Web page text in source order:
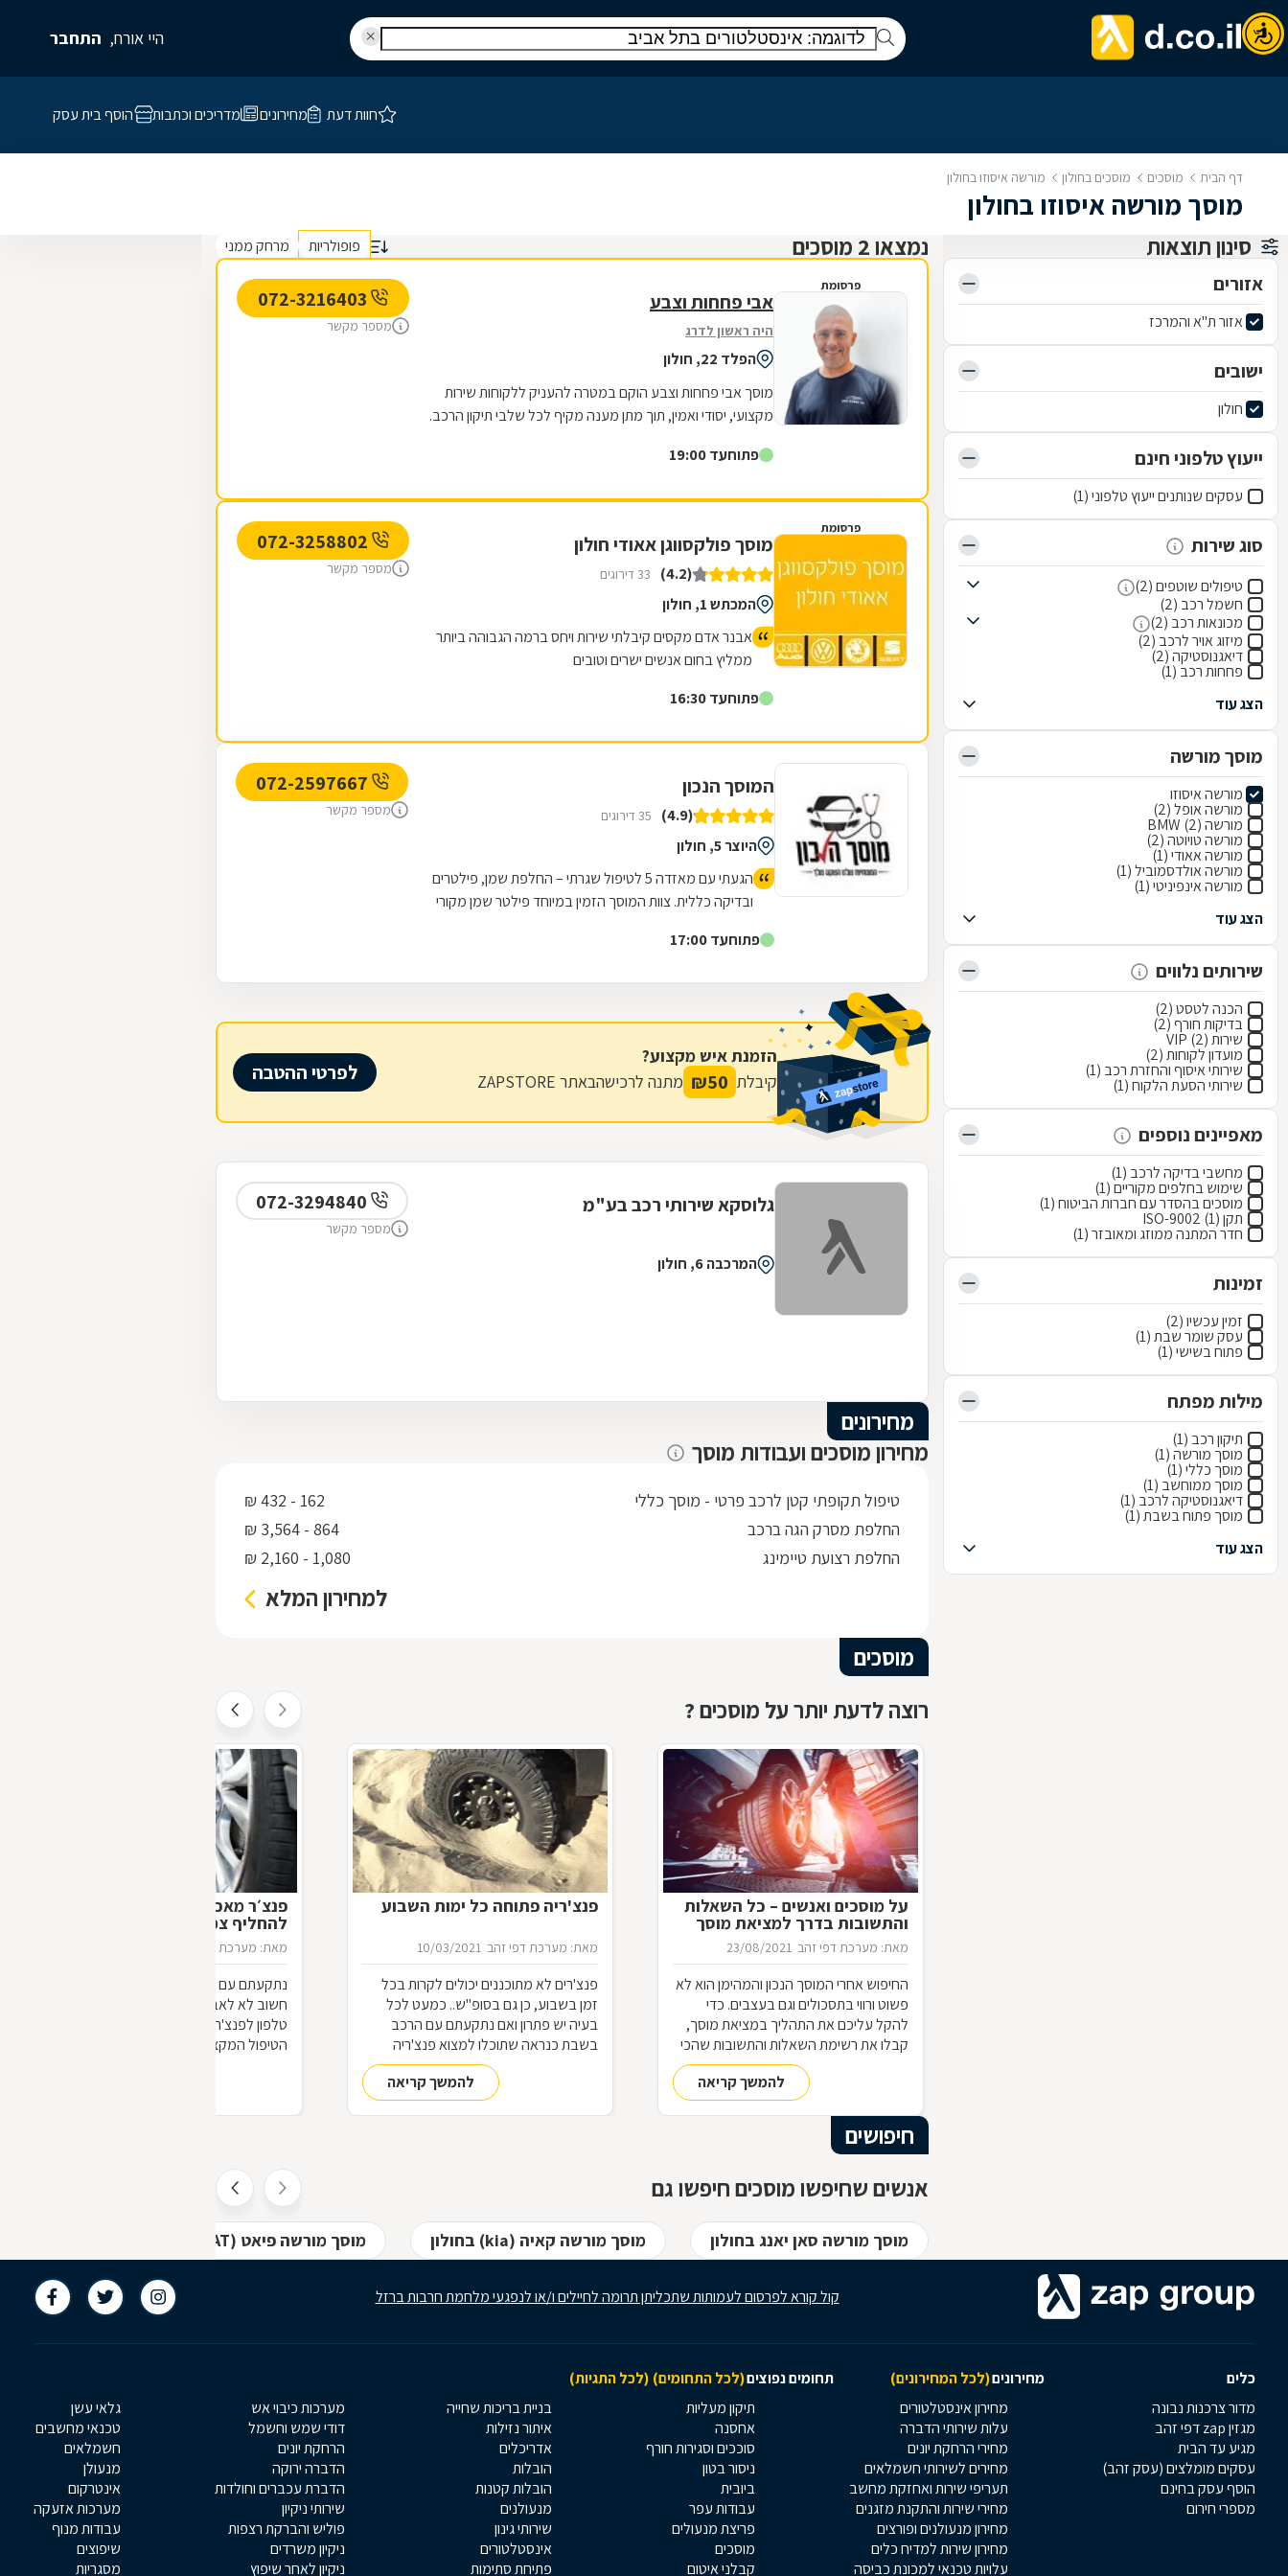
היי אורח, התחבר
חוות דעת מחירונים מדריכים וכתבות הוסף בית עסק
דף הבית מוסכים מוסכים בחולון מורשה איסוזו בחולון
מוסך מורשה איסוזו בחולון
סינון תוצאות
אזורים
אזור ת"א והמרכז
ישובים
חולון
ייעוץ טלפוני חינם
עסקים שנותנים ייעוץ טלפוני (1)
סוג שירות
טיפולים שוטפים (2)
חשמל רכב (2)
מכונאות רכב (2)
מיזוג אויר לרכב (2)
דיאגנוסטיקה (2)
פחחות רכב (1)
הצג עוד
מוסך מורשה
מורשה איסוזו
מורשה אופל (2)
מורשה BMW (2)
מורשה טויוטה (2)
מורשה אאודי (1)
מורשה אולדסמוביל (1)
מורשה אינפיניטי (1)
הצג עוד
שירותים נלווים
הכנה לטסט (2)
בדיקות חורף (2)
שירות VIP (2)
מועדון לקוחות (2)
שירותי איסוף והחזרת רכב (1)
שירותי הסעת הלקוח (1)
מאפיינים נוספים
מחשבי בדיקה לרכב (1)
שימוש בחלפים מקוריים (1)
מוסכים בהסדר עם חברות הביטוח (1)
תקן ISO-9002 (1)
חדר המתנה ממוזג ומאובזר (1)
זמינות
זמין עכשיו (2)
עסק שומר שבת (1)
פתוח בשישי (1)
מילות מפתח
תיקון רכב (1)
מוסך מורשה (1)
מוסך כללי (1)
מוסך ממוחשב (1)
דיאגנוסטיקה לרכב (1)
מוסך פתוח בשבת (1)
הצג עוד
נמצאו 2 מוסכים פופולריות מרחק ממני
פרסומת
אבי פחחות וצבע
היה ראשון לדרג
הפלד 22, חולון
מוסך אבי פחחות וצבע הוקם במטרה להעניק ללקוחות שירות
מקצועי, יסודי ואמין, תוך מתן מענה מקיף לכל שלבי תיקון הרכב.
פתוחעד 19:00
מספר מקשר
פרסומת
מוסך פולקסווגן אאודי חולון
(4.2) 33 דירוגים
המכתש 1, חולון
אבנר אדם מקסים קיבלתי שירות ויחס ברמה הגבוהה ביותר
ממליץ בחום אנשים ישרים וטובים
פתוחעד 16:30
מספר מקשר
המוסך הנכון
(4.9) 35 דירוגים
היוצר 5, חולון
הגעתי עם מאזדה 5 לטיפול שגרתי – החלפת שמן, פילטרים
ובדיקה כללית. צוות המוסך הזמין במיוחד פילטר שמן מקורי
לחום והעומס של הקיץ בישראל. הכל בוצע בצורה מאוד
פתוחעד 17:00
מספר מקשר
הזמנת איש מקצוע?
קיבלת 50
₪ מתנה לרכישהבאתר ZAPSTORE לפרטי ההטבה
גלוסקא שירותי רכב בע"מ
המרכבה 6, חולון
מספר מקשר
מחירונים
מחירון מוסכים ועבודות מוסך
טיפול תקופתי קטן לרכב פרטי - מוסך כללי
162 - 432 ₪
החלפת מסרק הגה ברכב
864 - 3,564 ₪
החלפת רצועת טיימינג
1,080 - 2,160 ₪
למחירון המלא
מוסכים
רוצה לדעת יותר על מוסכים ?
על מוסכים ואנשים – כל השאלות
והתשובות בדרך למציאת מוסך
מאת: מערכת דפי זהב 23/08/2021
החיפוש אחרי המוסך הנכון והמהימן הוא לא
פשוט ורווי בתסכולים וגם בעצבים. כדי
להקל עליכם את התהליך במציאת מוסך,
קבלו את רשימת השאלות והתשובות שהכי
חשוב לדעת בדרך למוסך
להמשך קריאה
פנצ'ריה פתוחה כל ימות השבוע
מאת: מערכת דפי זהב 10/03/2021
פנצ'רים לא מתוכננים יכולים לקרות בכל
זמן בשבוע, כן גם בסופ"ש.. כמעט לכל
בעיה יש פתרון ואם נתקעתם עם הרכב
בשבת כנראה שתוכלו למצוא פנצ'ריה
להמשך קריאה
פנצ׳ר מאכר – לכל מי שלא למד
להחליף צמיג
מאת: מערכת דפי זהב
נתקעתם עם פנצ'ר באמצע הדרך? הכי
חשוב לא לאבד את העשתונות, להרים
טלפון לפנצ'ר מאכר הקרוב ולקבל את
הטיפול המקצועי שמגיע לרכב שלכם. סעו
חיפושים
אנשים שחיפשו מוסכים חיפשו גם
מוסך מורשה סאן יאנג בחולון מוסך מורשה קאיה (kia) בחולון מוסך מורשה פיאט (FIAT) בחולון
קול קורא לפרסום לעמותות שתכליתן תרומה לחיילים ו/או לנפגעי מלחמת חרבות ברזל
כלים מחירונים(לכל המחירונים) תחומים נפוצים(לכל התחומים) (לכל התגיות)
מדור צרכנות נבונה
מגזין zap דפי זהב
מגיע עד הבית
עסקים מומלצים (עסק זהב)
הוסף עסק בחינם
מספרי חירום
מחירון אינסטלטורים
עלות שירותי הדברה
מחירי הרחקת יונים
מחירים לשירותי חשמלאים
תעריפי שירות ואחזקת מחשב
מחירי שירות והתקנת מזגנים
מחירון מנעולנים ופורצים
מחירון שירות למדיח כלים
עלויות טכנאי למכונת כביסה
תיקון מעליות
אחסנה
סוככים וסגירות חורף
ניסור בטון
ביובית
עבודות עפר
פריצת מנעולים
מוסכים
קבלני איטום
בניית בריכות שחייה
איתור נזילות
אדריכלים
הובלות
הובלות קטנות
מנעולנים
שירותי גינון
אינסטלטורים
פתיחת סתימות
מערכות כיבוי אש
דודי שמש וחשמל
הרחקת יונים
הדברה ירוקה
הדברת עכברים וחולדות
שירותי ניקיון
פוליש והברקת רצפות
ניקיון משרדים
ניקיון לאחר שיפוץ
גלאי עשן
טכנאי מחשבים
חשמלאים
מנעולן
אינטרקום
מערכות אזעקה
עבודות מנוף
שיפוצים
מסגריות